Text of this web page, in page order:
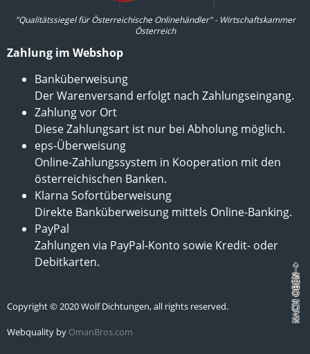
"Qualitätssiegel für Österreichische Onlinehändler" - Wirtschaftskammer
Österreich
Zahlung im Webshop
Banküberweisung
Der Warenversand erfolgt nach Zahlungseingang.
Zahlung vor Ort
Diese Zahlungsart ist nur bei Abholung möglich.
eps-Überweisung
Online-Zahlungssystem in Kooperation mit den
österreichischen Banken.
Klarna Sofortüberweisung
Direkte Banküberweisung mittels Online-Banking.
PayPal
Zahlungen via PayPal-Konto sowie Kredit- oder
Debitkarten.
Copyright © 2020 Wolf Dichtungen, all rights reserved.
Webquality by OmanBros.com